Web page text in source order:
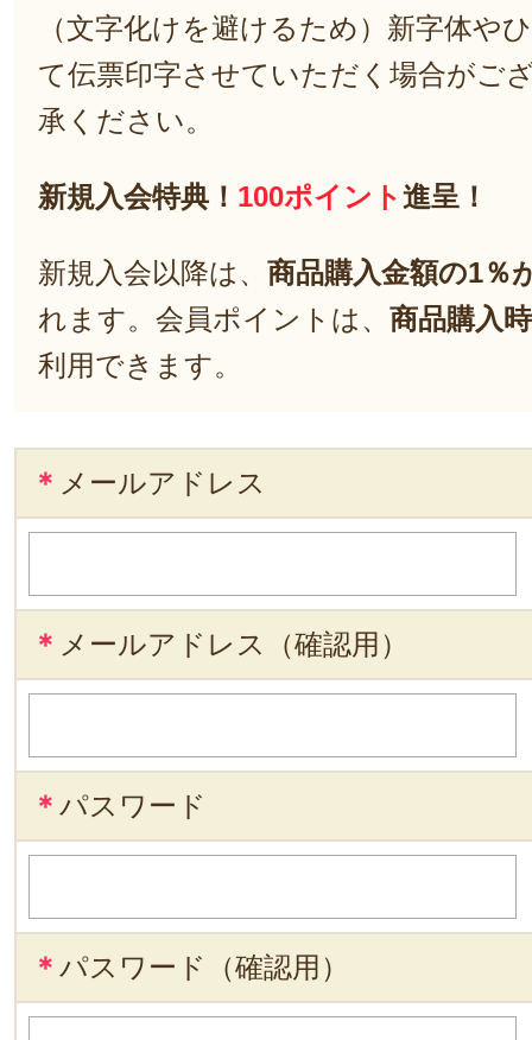
（文字化けを避けるため）新字体や
て伝票印字させていただく場合がご
承ください。
新規入会特典！ 100ポイント進呈！
新規入会以降は、 商品購入金額の1％
れます。会員ポイントは、 商品購入
利用できます。
＊ メールアドレス
＊ メールアドレス（確認用）
＊ パスワード
＊ パスワード（確認用）